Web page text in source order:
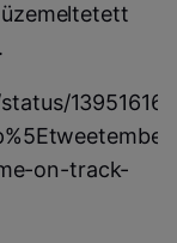
on-track-